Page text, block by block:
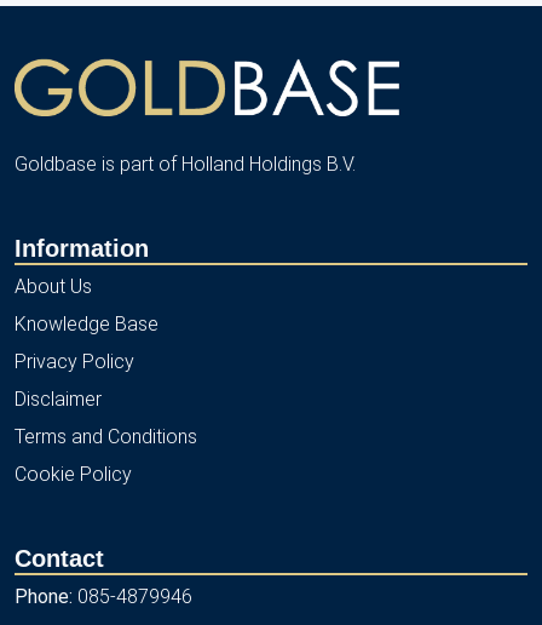
Goldbase is part of Holland Holdings B.V.
Information
About Us
Knowledge Base
Privacy Policy
Disclaimer
Terms and Conditions
Cookie Policy
Contact
Phone: 085-4879946